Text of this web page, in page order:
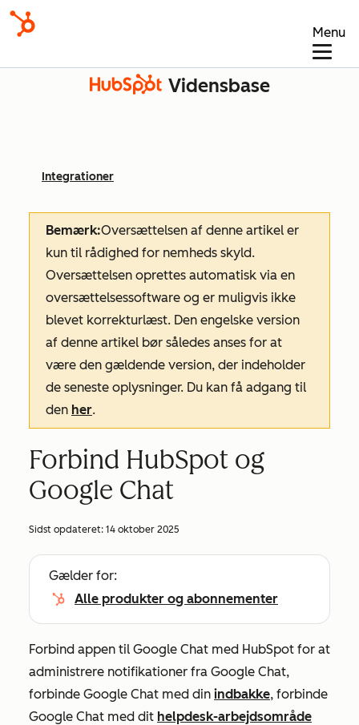
Menu
Vidensbase
Integrationer
Bemærk:Oversættelsen af denne artikel er
kun til rådighed for nemheds skyld.
Oversættelsen oprettes automatisk via en
oversættelsessoftware og er muligvis ikke
blevet korrekturlæst. Den engelske version
af denne artikel bør således anses for at
være den gældende version, der indeholder
de seneste oplysninger. Du kan få adgang til
den her.
Forbind HubSpot og
Google Chat
Sidst opdateret: 14 oktober 2025
Gælder for:
Alle produkter og abonnementer
Forbind appen til Google Chat med HubSpot for at
administrere notifikationer fra Google Chat,
forbinde Google Chat med din indbakke, forbinde
Google Chat med dit helpdesk-arbejdsområde